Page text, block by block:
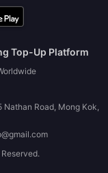
Top-Up Platform
Nathan Road, Mong Kok,